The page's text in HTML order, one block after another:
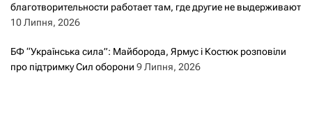
благотворительности работает там, где другие не выдерживают
10 Липня, 2026
БФ “Українська сила”: Майборода, Ярмус і Костюк розповіли
про підтримку Сил оборони 9 Липня, 2026